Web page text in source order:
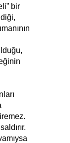
bir